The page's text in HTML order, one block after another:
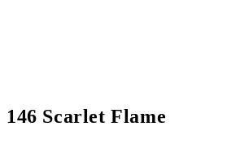
146 Scarlet Flame